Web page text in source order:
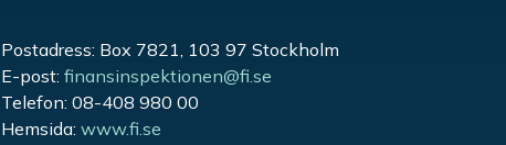
Postadress: Box 7821, 103 97 Stockholm
E-post: finansinspektionen@fi.se
Telefon: 08-408 980 00
Hemsida: www.fi.se